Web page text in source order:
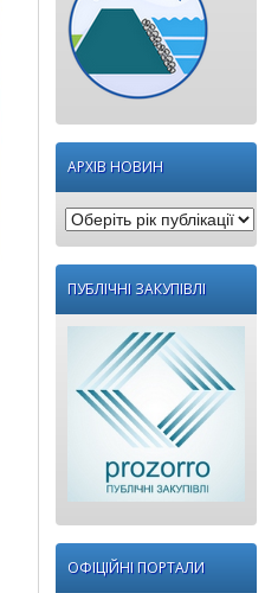
АРХІВ НОВИН
Оберіть
рік
публікації:
ПУБЛІЧНІ ЗАКУПІВЛІ
ОФІЦІЙНІ ПОРТАЛИ